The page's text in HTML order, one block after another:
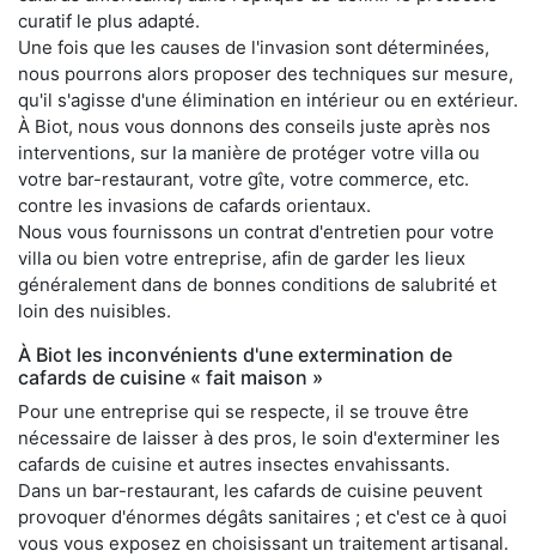
curatif le plus adapté.
Une fois que les causes de l'invasion sont déterminées,
nous pourrons alors proposer des techniques sur mesure,
qu'il s'agisse d'une élimination en intérieur ou en extérieur.
À Biot, nous vous donnons des conseils juste après nos
interventions, sur la manière de protéger votre villa ou
votre bar-restaurant, votre gîte, votre commerce, etc.
contre les invasions de cafards orientaux.
Nous vous fournissons un contrat d'entretien pour votre
villa ou bien votre entreprise, afin de garder les lieux
généralement dans de bonnes conditions de salubrité et
loin des nuisibles.
À Biot les inconvénients d'une extermination de
cafards de cuisine « fait maison »
Pour une entreprise qui se respecte, il se trouve être
nécessaire de laisser à des pros, le soin d'exterminer les
cafards de cuisine et autres insectes envahissants.
Dans un bar-restaurant, les cafards de cuisine peuvent
provoquer d'énormes dégâts sanitaires ; et c'est ce à quoi
vous vous exposez en choisissant un traitement artisanal.